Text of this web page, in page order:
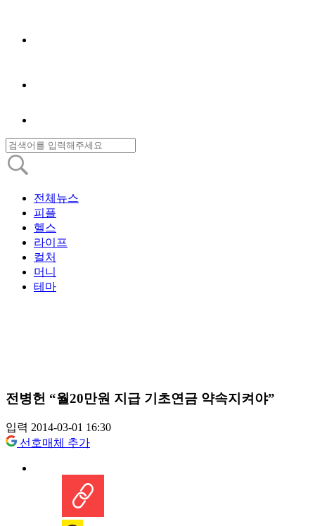
전체뉴스
피플
헬스
라이프
컬처
머니
테마
전병헌 “월20만원 지급 기초연금 약속지켜야”
입력 2014-03-01 16:30
선호매체 추가